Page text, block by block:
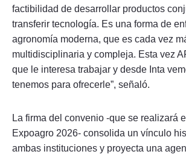
factibilidad de desarrollar productos
transferir tecnología. Es una forma de
agronomía moderna, que es cada vez
multidisciplinaria y compleja. Esta vez
que le interesa trabajar y desde Inta
tenemos para ofrecerle”, señaló.
La firma del convenio -que se realizará
Expoagro 2026- consolida un vínculo
ambas instituciones y proyecta una